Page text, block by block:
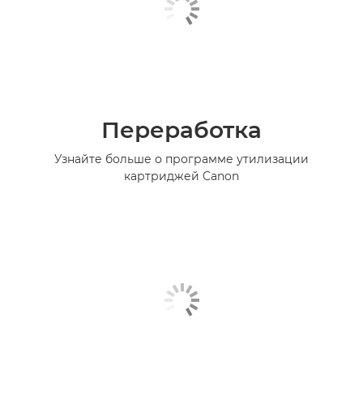
Переработка
Узнайте больше о программе утилизации
картриджей Canon